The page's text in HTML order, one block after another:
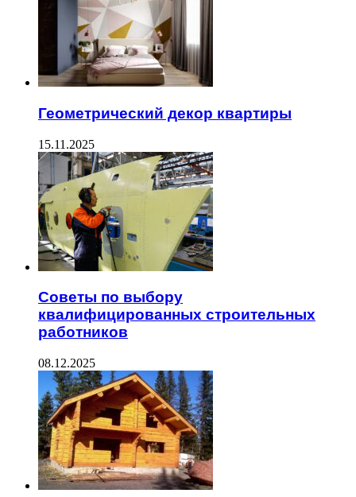
Геометрический декор квартиры
15.11.2025
Советы по выбору
квалифицированных строительных
работников
08.12.2025